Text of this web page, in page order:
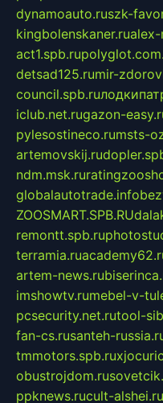
dynamoauto.ruszk-
kingbolenskaner.ru
act1.spb.ru
detsad125.rumir-
council.spb.ru
iclub.net.rugazon-
pylesostineco.rumsts-
artemovskij.ru
ndm.msk.ru
globalautotrade.info
ZOOSMART.SPB.RU
remontt.spb.ru
terramia.ru
artem-news.ru
imshowtv.rumebel-v-
pcsecurity.net.rutool-
fan-cs.rusanteh-
tmmotors.spb.ru
obustrojdom.ru
ppknews.rucult-alshei.ru